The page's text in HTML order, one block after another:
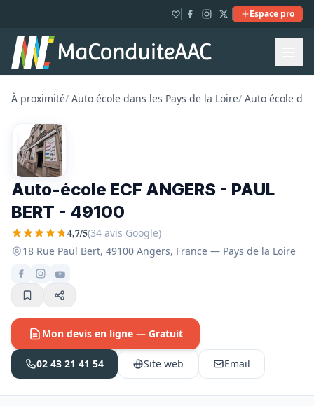
Espace pro
À proximité/ Auto école dans les Pays de la Loire/ Auto école
Auto-école ECF ANGERS - PAUL
BERT - 49100
4,7/5(34 avis Google)
18 Rue Paul Bert, 49100 Angers, France — Pays de la Loire
Mon devis en ligne — Gratuit
02 43 21 41 54 Site web Email